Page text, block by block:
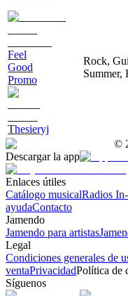
Feel
Good
Promo
Thesieryj
Rock,
Summer,
©
Descargar la app
Enlaces útiles
Catálogo musicalRadios
ayudaContacto
Jamendo
Jamendo para artistas
Legal
Condiciones generales de
ventaPrivacidadPolítica de
Síguenos